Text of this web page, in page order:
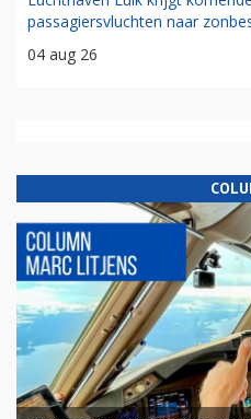
passagiersvluchten naar
04 aug 26